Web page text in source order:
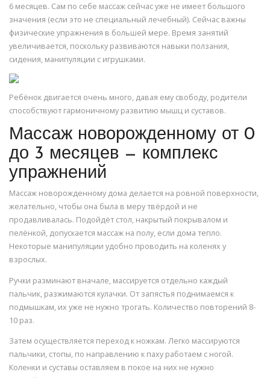
6 месяцев. Сам по себе массаж сейчас уже не имеет большого
значения (если это не специальный лечебный). Сейчас важны
физические упражнения в большей мере. Время занятий
увеличивается, поскольку развиваются навыки ползания,
сидения, манипуляции с игрушками.
Ребёнок двигается очень много, давая ему свободу, родители
способствуют гармоничному развитию мышц и суставов.
Массаж новорожденному от 0
до 3 месяцев — комплекс
упражнений
Массаж новорожденному дома делается на ровной поверхности,
желательно, чтобы она была в меру твёрдой и не
продавливалась. Подойдёт стол, накрытый покрывалом и
пелёнкой, допускается массаж на полу, если дома тепло.
Некоторые манипуляции удобно проводить на коленях у
взрослых.
Ручки разминают вначале, массируется отдельно каждый
пальчик, разжимаются кулачки. От запястья поднимаемся к
подмышкам, их уже не нужно трогать. Количество повторений 8-
10 раз.
Затем осуществляется переход к ножкам. Легко массируются
пальчики, стопы, по направлению к паху работаем с ногой.
Коленки и суставы оставляем в покое на них не нужно